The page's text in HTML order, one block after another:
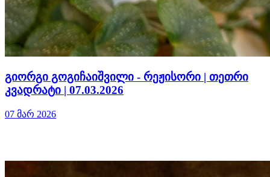
გიორგი გოგიჩაიშვილი - რეჟისორი | თეთრი
კვადრატი | 07.03.2026
07 მარ 2026